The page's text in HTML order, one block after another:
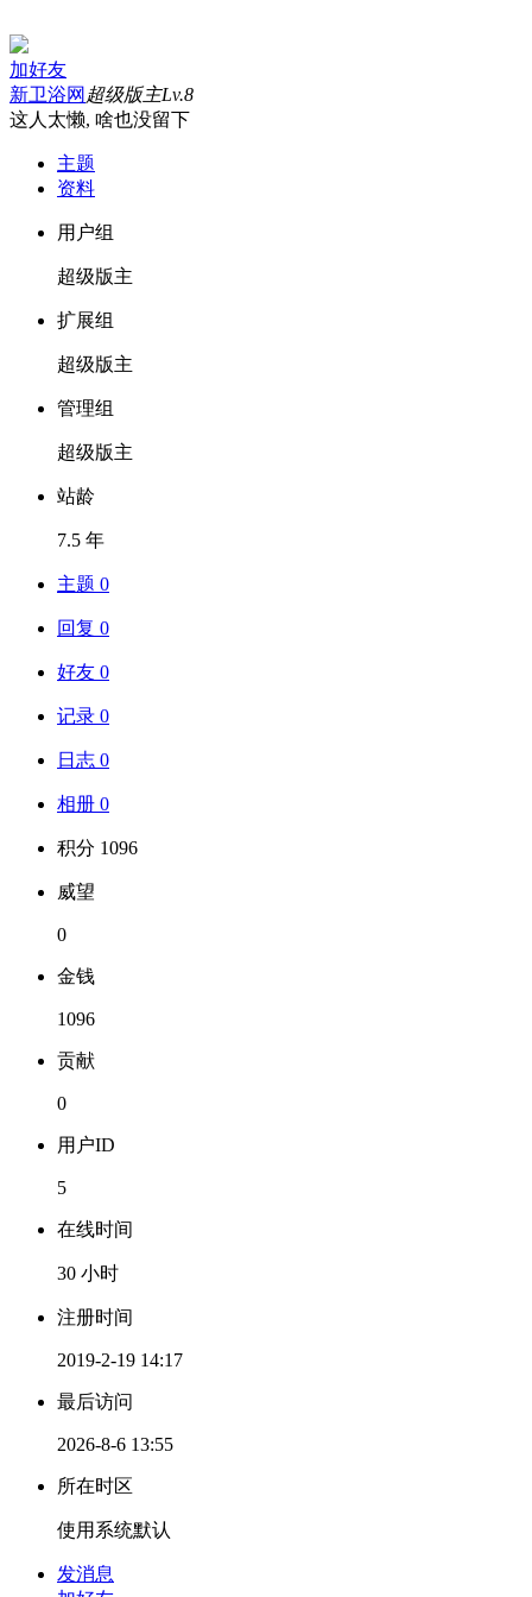
加好友
新卫浴网 超级版主Lv.8
这人太懒, 啥也没留下
主题
资料
用户组
超级版主
扩展组
超级版主
管理组
超级版主
站龄
7.5 年
主题 0
回复 0
好友 0
记录 0
日志 0
相册 0
积分 1096
威望
0
金钱
1096
贡献
0
用户ID
5
在线时间
30 小时
注册时间
2019-2-19 14:17
最后访问
2026-8-6 13:55
所在时区
使用系统默认
发消息